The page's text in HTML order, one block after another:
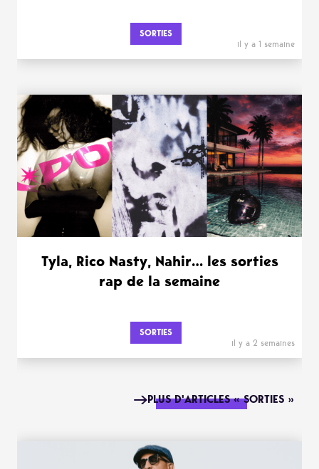
SORTIES
il y a 1 semaine
Tyla, Rico Nasty, Nahir… les sorties
rap de la semaine
SORTIES
il y a 2 semaines
PLUS D'ARTICLES « SORTIES »